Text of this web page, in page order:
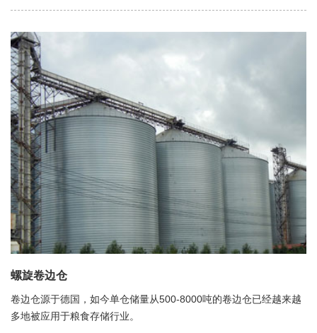
螺旋卷边仓
卷边仓源于德国，如今单仓储量从500-8000吨的卷边仓已经越来越
多地被应用于粮食存储行业。